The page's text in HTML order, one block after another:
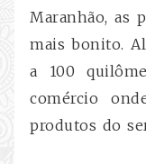
Maranhão, as
mais bonito.
a 100
comércio
produtos do